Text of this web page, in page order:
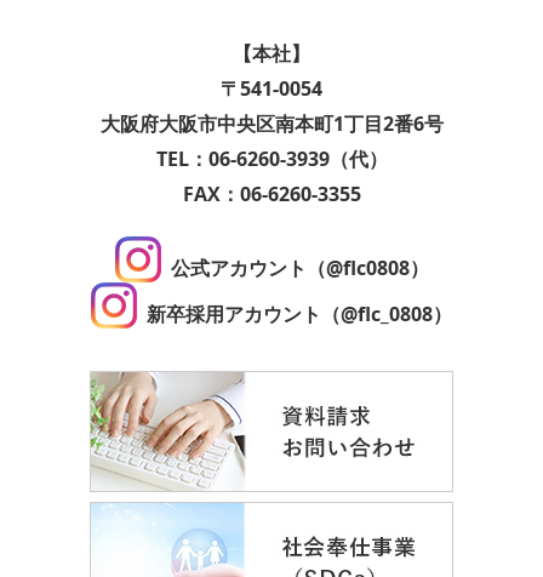
【本社】
〒541-0054
大阪府大阪市中央区南本町1丁目2番6号
TEL：06-6260-3939（代）
FAX：06-6260-3355
公式アカウント（@flc0808）
新卒採用アカウント（@flc_0808）